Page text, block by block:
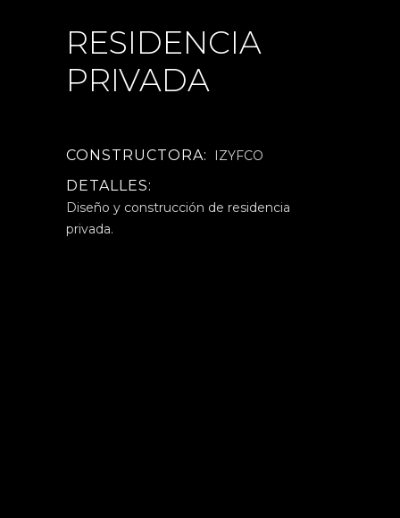
RESIDENCIA
PRIVADA
CONSTRUCTORA: IZYFCO
DETALLES:
Diseño y construcción de residencia
privada.